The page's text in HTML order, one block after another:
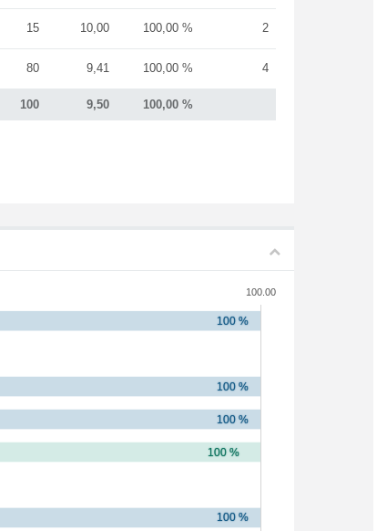
100 9,50 100,00 %
15 10,00 100,00 % 2
80 9,41 100,00 % 4
100.00